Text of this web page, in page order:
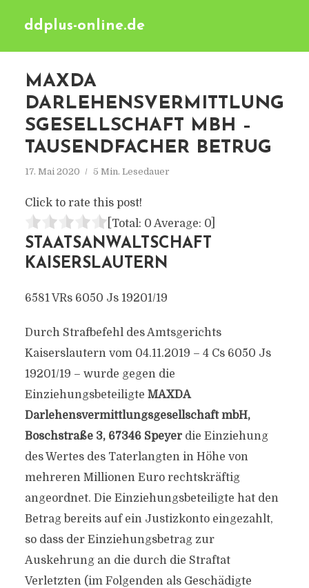
ddplus-online.de
MAXDA
DARLEHENSVERMITTLUNG
SGESELLSCHAFT MBH –
TAUSENDFACHER BETRUG
17. Mai 2020 5 Min. Lesedauer
Click to rate this post!
[Total: 0 Average: 0]
STAATSANWALTSCHAFT
KAISERSLAUTERN
6581 VRs 6050 Js 19201/19
Durch Strafbefehl des Amtsgerichts
Kaiserslautern vom 04.11.2019 – 4 Cs 6050 Js
19201/19 – wurde gegen die
Einziehungsbeteiligte MAXDA
Darlehensvermittlungsgesellschaft mbH,
Boschstraße 3, 67346 Speyerdie Einziehung
des Wertes des Taterlangten in Höhe von
mehreren Millionen Euro rechtskräftig
angeordnet. Die Einziehungsbeteiligte hat den
Betrag bereits auf ein Justizkonto eingezahlt,
so dass der Einziehungsbetrag zur
Auskehrung an die durch die Straftat
Verletzten (im Folgenden als Geschädigte